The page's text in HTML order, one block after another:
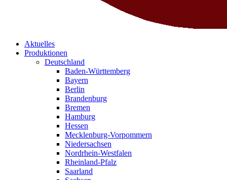
Aktuelles
Produktionen
Deutschland
Baden-Württemberg
Bayern
Berlin
Brandenburg
Bremen
Hamburg
Hessen
Mecklenburg-Vorpommern
Niedersachsen
Nordrhein-Westfalen
Rheinland-Pfalz
Saarland